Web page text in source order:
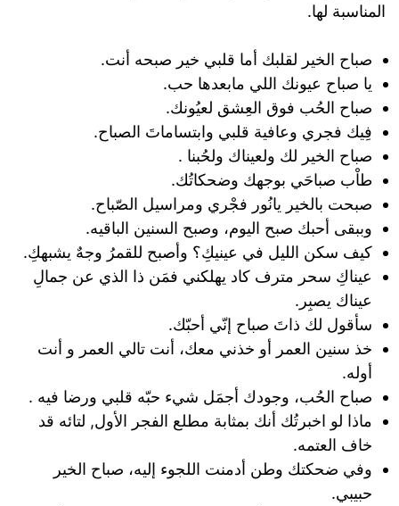
المناسبة لها.
صباح الخير لقلبك أما قلبي خير صبحه أنت.
‏يا صباح عيونك اللي مابعدها حب.
‏صباح الحُب فوق العِشق لعيُونك.
فِيك فجري وعافية قلبي وابتساماتَ الصباح.
‏صباح الخير لك ولعيناك ولحُبنا .
‏طاْب صباحَي بوجهك وضحكاتُك.
صبحت بالخير ‏يانُ‏ور فجْري ومراسيل الصّباح.
وببقى أحبك صبح اليوم، وصبح السنين الباقيه.
كيف سكن الليل في عينيكِ؟ وأصبح للقمرُ وجهٌ يشبهكِ.
عيناكِ سحر مترف كاد يهلكني فمَن ذا الذي عن جمالِ
عيناك يصبِر.
سأقول لك ذاتَ صباح إنّي أحبّك.
خذ سنين العمر أو خذني معك، ‏أنت تالي العمر و أنت
أوله.
صباح الحُب، وجودك أجمَل شيء حبّه قلبي ورضا فيه .
ماذا لو اخبرتُك أنك بمثابة مطلع الفجر الأول, لتائه قد
خاف العتمه.
وفي ضحكتك وطن أدمنت اللجوء إليه، صباح الخير
حبيبي.